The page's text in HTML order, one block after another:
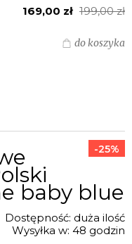
169,00 zł 199,00 zł
do koszyka
baby blue
Dostępność: duża ilość
Wysyłka w: 48 godzin
-25%